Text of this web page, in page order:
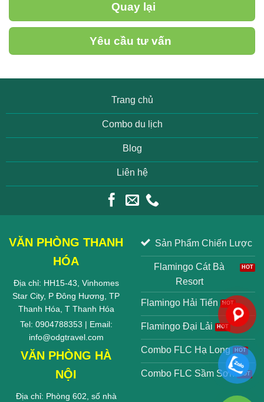
Quay lại
Yêu cầu tư vấn
Trang chủ
Combo du lịch
Blog
Liên hệ
VĂN PHÒNG THANH
HÓA
Địa chỉ: HH15-43, Vinhomes
Star City, P Đông Hương, TP
Thanh Hóa, T Thanh Hóa
Tel: 0904788353 | Email:
info@odgtravel.com
VĂN PHÒNG HÀ
NỘI
Địa chỉ: Phòng 602, số nhà
Sản Phẩm Chiến Lược
Flamingo Cát Bà
Resort
Flamingo Hải Tiến
Flamingo Đại Lải
Combo FLC Hạ Long
Combo FLC Sầm Sơn